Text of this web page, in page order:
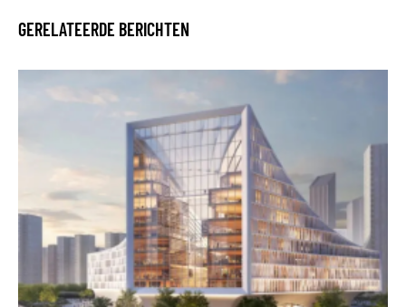
GERELATEERDE BERICHTEN